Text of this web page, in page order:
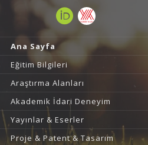
Ana Sayfa
Eğitim Bilgileri
Araştırma Alanları
Akademik İdari Deneyim
Yayınlar & Eserler
Proje & Patent & Tasarım